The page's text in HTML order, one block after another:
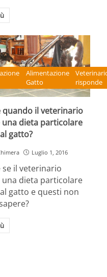
Alimentazione
Gatto
risponde
quando il veterinario
una dieta particolare
gatto?
Luglio 1, 2016
se il veterinario
una dieta particolare
gatto e questi non